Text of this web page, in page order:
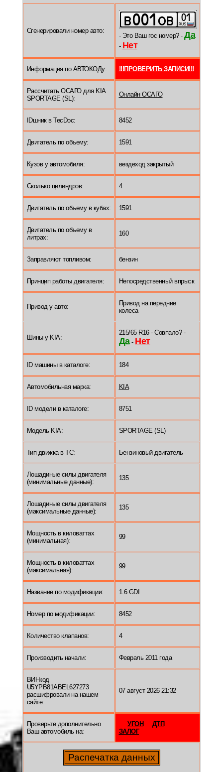
Сгенерировали номер авто:
- Это Ваш гос номер? - Да
- Нет
Информация по АВТОКОДу: !!!ПРОВЕРИТЬ ЗАПИСИ!!!
Рассчитать ОСАГО для KIA
SPORTAGE (SL):
Онлайн ОСАГО
IDшник в TecDoc: 8452
Двигатель по объему: 1591
Кузов у автомобиля: вездеход закрытый
Сколько цилиндров: 4
Двигатель по объему в кубах: 1591
Двигатель по объему в
литрах:
160
Заправляют топливом: бензин
Принцип работы двигателя: Непосредственный впрыск
Привод у авто:
Привод на передние
колеса
Шины у KIA:
215/65 R16 - Совпало? -
Да- Нет
ID машины в каталоге: 184
Автомобильная марка: KIA
ID модели в каталоге: 8751
Модель KIA: SPORTAGE (SL)
Тип движка в ТС: Бензиновый двигатель
Лошадиные силы двигателя
(минимальные данные):
135
Лошадиные силы двигателя
(максимальные данные):
135
Мощность в киловаттах
(минимальная):
99
Мощность в киловаттах
(максимальная):
99
Название по модификации: 1.6 GDI
Номер по модификации: 8452
Количество клапанов: 4
Производить начали: Февраль 2011 года
ВИНкод
U5YPB81ABEL627273
расшифровали на нашем
сайте:
07 август 2026 21:32
Проверьте дополнительно
Ваш автомобиль на:
УГОН
ДТП
ЗАЛОГ